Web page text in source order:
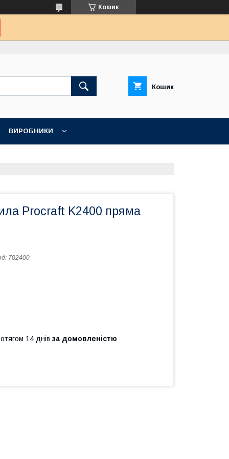
Кошик
Кошик
ВИРОБНИКИ
Procraft K2400 пряма
702400
14 днів за домовленістю